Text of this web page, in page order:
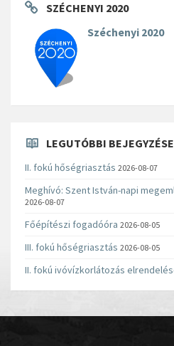
SZÉCHENYI 2020
Széchenyi 2020
LEGUTÓBBI
II. fokú hőségriasztás 2026-08-07
Meghívó: Szent István-napi
2026-08-07
Főépítészi fogadóóra 2026-08-05
III. fokú hőségriasztás 2026-08-05
II. fokú ivóvízkorlátozás